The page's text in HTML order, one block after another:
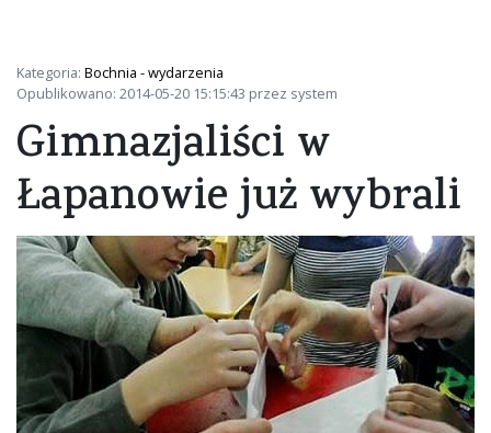
Kategoria: Bochnia - wydarzenia
Opublikowano: 2014-05-20 15:15:43 przez system
Gimnazjaliści w
Łapanowie już wybrali